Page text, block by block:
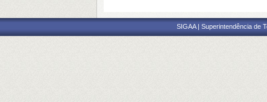
SIGAA | Superintendência de